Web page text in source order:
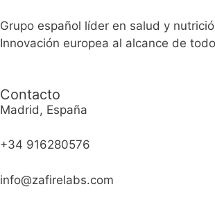
Grupo español líder en salud y
Innovación europea al alcance de
Contacto
Madrid, España
+34 916280576
info@zafirelabs.com